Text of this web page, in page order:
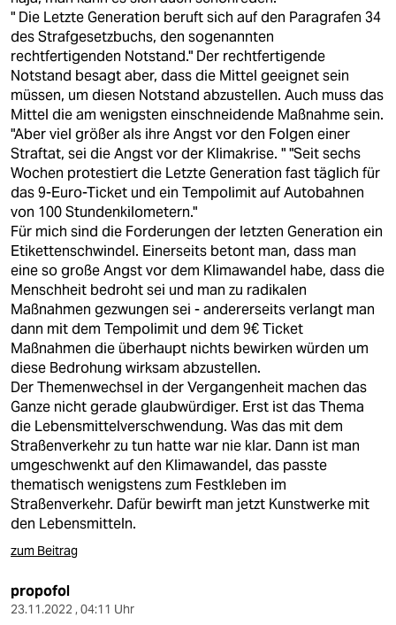
" Die Letzte Generation beruft sich auf den Paragrafen 34
des Strafgesetzbuchs, den sogenannten
rechtfertigenden Notstand." Der rechtfertigende
Notstand besagt aber, dass die Mittel geeignet sein
müssen, um diesen Notstand abzustellen. Auch muss das
Mittel die am wenigsten einschneidende Maßnahme sein.
"Aber viel größer als ihre Angst vor den Folgen einer
Straftat, sei die Angst vor der Klimakrise. " "Seit sechs
Wochen protestiert die Letzte Generation fast täglich für
das 9-Euro-Ticket und ein Tempolimit auf Autobahnen
von 100 Stundenkilometern."
Für mich sind die Forderungen der letzten Generation ein
Etikettenschwindel. Einerseits betont man, dass man
eine so große Angst vor dem Klimawandel habe, dass die
Menschheit bedroht sei und man zu radikalen
Maßnahmen gezwungen sei - andererseits verlangt man
dann mit dem Tempolimit und dem 9€ Ticket
Maßnahmen die überhaupt nichts bewirken würden um
diese Bedrohung wirksam abzustellen.
Der Themenwechsel in der Vergangenheit machen das
Ganze nicht gerade glaubwürdiger. Erst ist das Thema
die Lebensmittelverschwendung. Was das mit dem
Straßenverkehr zu tun hatte war nie klar. Dann ist man
umgeschwenkt auf den Klimawandel, das passte
thematisch wenigstens zum Festkleben im
Straßenverkehr. Dafür bewirft man jetzt Kunstwerke mit
den Lebensmitteln.
zum Beitrag
propofol
23.11.2022 , 04:11 Uhr